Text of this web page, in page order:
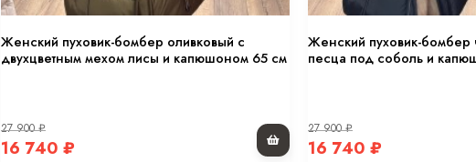
Женский пуховик-бомбер оливковый с
двухцветным мехом лисы и капюшоном 65 см
27 900₽
16 740 ₽
Женский пуховик-
песца под соболь и
27 900₽
16 740 ₽